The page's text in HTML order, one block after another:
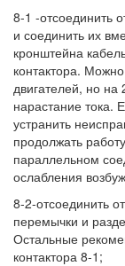
8-1 -отсоединить
и соединить их
кронштейна
контактора.
двигателей, но
нарастание тока.
устранить
продолжать
параллельном
ослабления
8-2-отсоединить
перемычки и
Остальные
контактора 8-1;